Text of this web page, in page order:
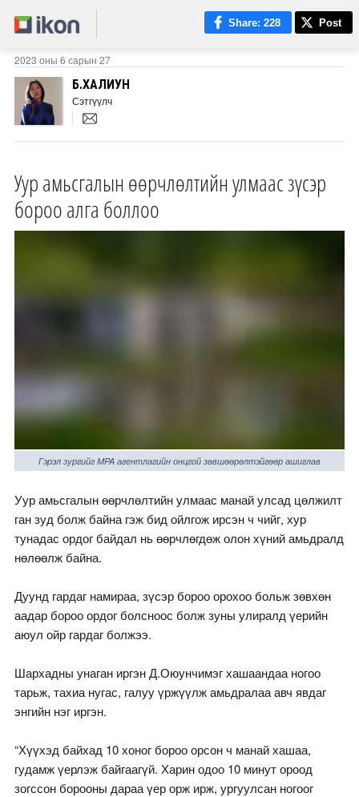
Share: 228 Post
2023 оны 6 сарын 27
Б.ХАЛИУН
Сэтгүүлч
Уур амьсгалын өөрчлөлтийн улмаас зүсэр
бороо алга боллоо
Гэрэл зургийг MPA агентлагийн онцгой зөвшөөрөлтэйгөөр ашиглав
Уур амьсгалын өөрчлөлтийн улмаас манай улсад цөлжилт
ган зуд болж байна гэж бид ойлгож ирсэн ч чийг, хур
тунадас ордог байдал нь өөрчлөгдөж олон хүний амьдралд
нөлөөлж байна.
Дуунд гардаг намираа, зүсэр бороо орохоо больж зөвхөн
аадар бороо ордог болсноос болж зуны улиралд үерийн
аюул ойр гардаг болжээ.
Шархадны унаган иргэн Д.Оюунчимэг хашаандаа ногоо
тарьж, тахиа нугас, галуу үржүүлж амьдралаа авч явдаг
энгийн нэг иргэн.
“Хүүхэд байхад 10 хоног бороо орсон ч манай хашаа,
гудамж үерлэж байгаагүй. Харин одоо 10 минут ороод
зогссон борооны дараа үер орж ирж, ургуулсан ногоог